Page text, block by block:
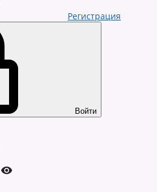
Регистрация
Войти